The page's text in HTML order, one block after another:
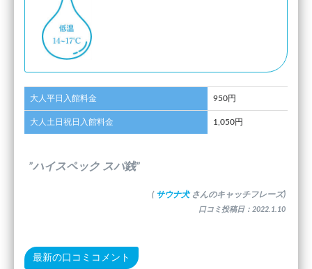
大人平日入館料金 950円
大人土日祝日入館料金 1,050円
”ハイスペック スパ銭”
( サウナ犬 さんのキャッチフレーズ)
口コミ投稿日：2022.1.10
最新の口コミコメント